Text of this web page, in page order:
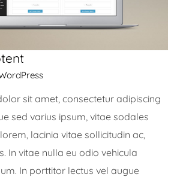
sit amet, consectetur adipiscing
sed varius ipsum, vitae sodales
lacinia vitae sollicitudin ac,
In vitae nulla eu odio vehicula
In porttitor lectus vel augue